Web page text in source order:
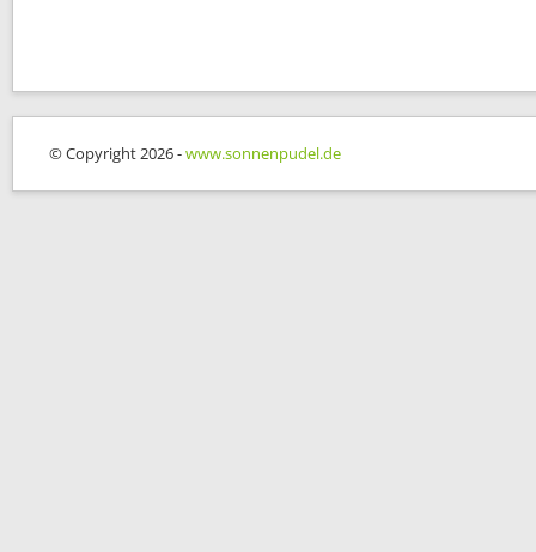
© Copyright 2026 -www.sonnenpudel.de